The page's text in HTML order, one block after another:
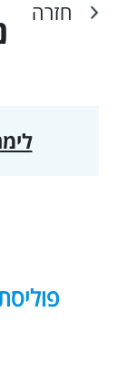
חזרה